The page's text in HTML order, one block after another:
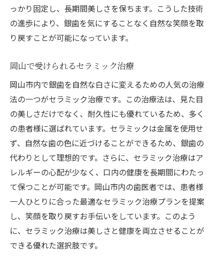
治療後の生活で気をつけるポイント
最新技術で美しい笑顔を実現する岡山の歯医者
選び
口コミから見える信頼性の高い歯医者
治療技術と設備の最新情報
美しい笑顔を作る歯医者の選定基準
岡山で選ばれる歯医者の実績と事例
銀歯を白くするための岡山での治療法とその効
果
セラミック治療の効果と持続性
ホワイトニングで得られる短期的な効果
メタルフリー治療の長期的なメリット
治療法による効果の違いを徹底比較
患者の満足度が高い治療法とは
っかり固定し、長期間美しさを保ちます。こうした技術
の進歩により、銀歯を気にすることなく自然な笑顔を取
り戻すことが可能になっています。
岡山で受けられるセラミック治療
岡山市内で銀歯を自然な白さに変えるための人気の治療
法の一つがセラミック治療です。この治療法は、見た目
の美しさだけでなく、耐久性にも優れているため、多く
の患者様に選ばれています。セラミックは金属を使用せ
ず、自然な歯の色に近づけることができるため、銀歯の
代わりとして理想的です。さらに、セラミック治療はア
レルギーの心配が少なく、口内の健康を長期間にわたっ
て保つことが可能です。岡山市内の歯医者では、患者様
一人ひとりに合った最適なセラミック治療プランを提案
し、笑顔を取り戻すお手伝いをしています。このよう
に、セラミック治療は美しさと健康を両立させることが
できる優れた選択肢です。